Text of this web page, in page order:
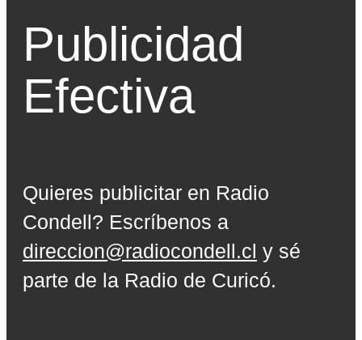
Publicidad
Efectiva
Quieres publicitar en Radio
Condell? Escríbenos a
direccion@radiocondell.cl y sé
parte de la Radio de Curicó.